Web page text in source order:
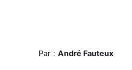
Par : André Fauteux